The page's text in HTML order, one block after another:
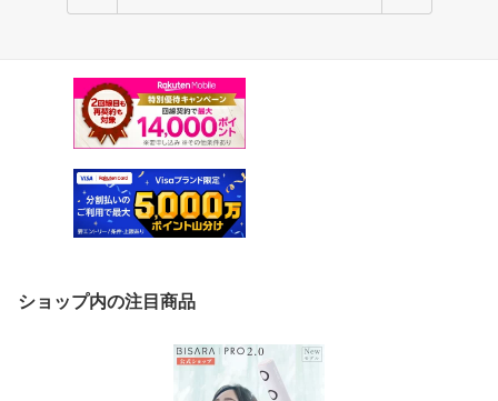
ショップ内の注目商品